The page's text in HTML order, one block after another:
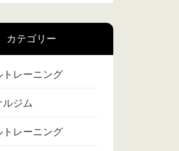
カテゴリー
トレーニング
ルジム
トレーニング